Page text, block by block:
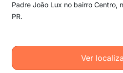
Padre João Lux no bairro Centro,
PR.
Ver